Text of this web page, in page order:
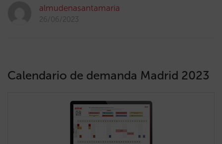
almudenasantamaria
26/06/2023
Calendario de demanda Madrid 2023